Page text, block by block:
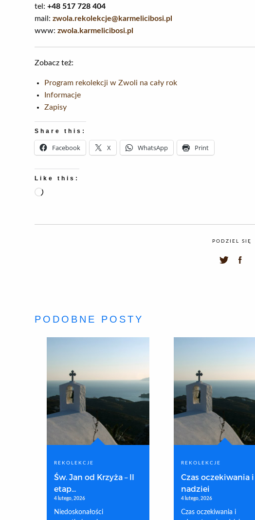
tel: +48 517 728 404
mail: zwola.rekolekcje@karmelicibosi.pl
www: zwola.karmelicibosi.pl
Zobacz też:
Program rekolekcji w Zwoli na cały rok
Informacje
Zapisy
Share this:
Facebook X WhatsApp Print
Like this:
Loading…
PODZIEL SIĘ
PODOBNE POSTY
REKOLEKCJE
Św. Jan od Krzyża – II
etap...
4 lutego, 2026
Niedoskonałości
REKOLEKCJE
Czas oczekiwania i
nadziei
4 lutego, 2026
Czas oczekiwania i